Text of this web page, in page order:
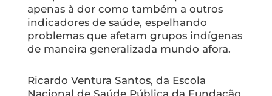
apenas à dor como também a outros
indicadores de saúde, espelhando
problemas que afetam grupos indígenas
de maneira generalizada mundo afora.
Ricardo Ventura Santos, da Escola
Nacional de Saúde Pública da Fundação